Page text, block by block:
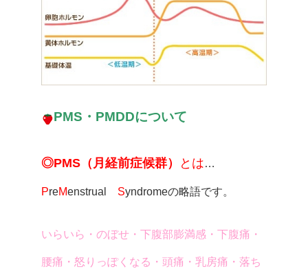
PMS・PMDDについて
◎PMS（月経前症候群） とは…
PreMenstrual Syndromeの略語です。
いらいら・のぼせ・下腹部膨満感・下腹痛・
腰痛・怒りっぽくなる・頭痛・乳房痛・落ち